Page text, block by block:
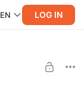
EN LOG IN